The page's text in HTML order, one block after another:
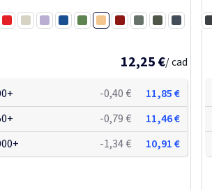
cm ed indossa una taglia M.
RossoBiancoViolaBlu royalVerde bottiglia
SabbiaGranatoPiomboVerde pino
Blu navy
12,25 €/ cad
-0,40 €
11,85 €
-0,79 €
11,46 €
-1,34 € 10,91 €